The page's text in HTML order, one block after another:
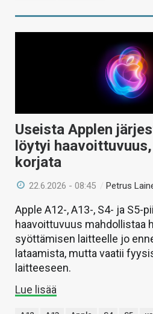
Useista Applen
löytyi
korjata
22.6.2026 - 08:45 /Petrus
Apple A12-, A13-, S4- ja S5-
haavoittuvuus mahdollistaa
syöttämisen laitteelle jo
lataamista, mutta vaatii
laitteeseen.
Lue lisää